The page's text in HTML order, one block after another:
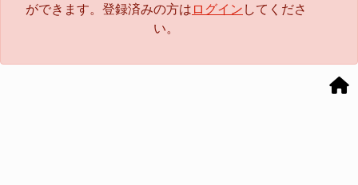
ができます。登録済みの方は ログイン してくださ
い。